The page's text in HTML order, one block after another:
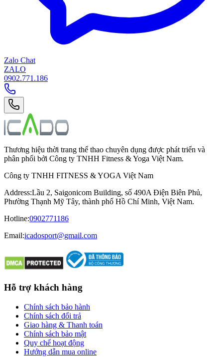
Zalo Chat
ZALO
0902.771.186
Thương hiệu thời trang thể thao chuyên dụng được phát triển và
phân phối bởi Công ty TNHH Fitness & Yoga Việt Nam.
Công ty TNHH FITNESS & YOGA Việt Nam
Address:Lầu 2, Saigonicom Building, số 490A Điện Biên Phủ,
Phường Thạnh Mỹ Tây, thành phố Hồ Chí Minh, Việt Nam.
Hotline:0902771186
Email:icadosport@gmail.com
Hỗ trợ khách hàng
Chính sách bảo hành
Chính sách đổi trả
Giao hàng & Thanh toán
Chính sách bảo mật
Quy chế hoạt động
Hướng dẫn mua online